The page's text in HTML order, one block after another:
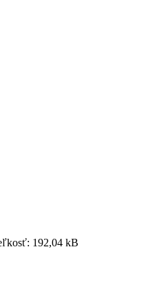
192,04 kB